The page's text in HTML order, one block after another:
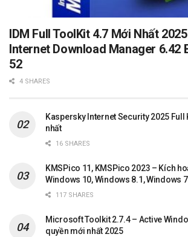
IDM Full ToolKit 4.7 Mới Nhất
Internet Download Manager 6.42
52
4 SHARES
Kaspersky Internet Security 2025 Full
nhất
16 SHARES
KMSPico 11, KMSPico 2023 – Kích
Windows 10, Windows 8.1, Windows
117 SHARES
Microsoft Toolkit 2.7.4 – Active
quyền mới nhất 2025